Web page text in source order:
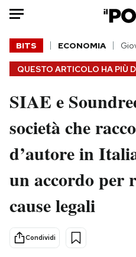
HOME
Italia
Politica
Tecnologia
Scienza
Cultura
Economia
Sport
QUESTO ARTICOLO HA PIÙ
BITS ECONOMIA
SIAE e
società che
d’autore in
un accordo per
cause legali
Condividi